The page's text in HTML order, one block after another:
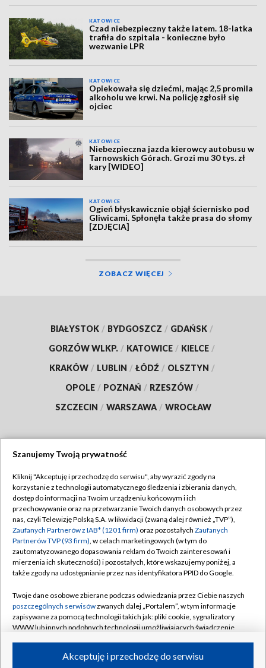
KATOWICE
Czad niebezpieczny także latem. 18-latka
trafiła do szpitala - konieczne było
wezwanie LPR
KATOWICE
Opiekowała się dziećmi, mając 2,5 promila
alkoholu we krwi. Na policję zgłosił się
ojciec
KATOWICE
Niebezpieczna jazda kierowcy autobusu w
Tarnowskich Górach. Grozi mu 30 tys. zł
kary [WIDEO]
KATOWICE
Ogień błyskawicznie objął ściernisko pod
Gliwicami. Spłonęła także prasa do słomy
[ZDJĘCIA]
ZOBACZ WIĘCEJ
BIAŁYSTOK / BYDGOSZCZ / GDAŃSK /
GORZÓW WLKP. / KATOWICE / KIELCE /
KRAKÓW / LUBLIN / ŁÓDŹ / OLSZTYN /
OPOLE / POZNAŃ / RZESZÓW /
SZCZECIN / WARSZAWA / WROCŁAW
TVP
Abonament TVP
Emisja w TVP
Centrum informacji TVP
Naziemna Telewizja Cyfrowa
Rada Programowa
System NOS
Informacje o nadawcy
Program dla prasy
Regulamin TVP
Polityka prywatności
Moje zgody
Pomoc
Kontakt
Kanały
Szanujemy Twoją prywatność
Kliknij "Akceptuję i przechodzę do serwisu", aby wyrazić zgody na
korzystanie z technologii automatycznego śledzenia i zbierania danych,
dostęp do informacji na Twoim urządzeniu końcowym i ich
przechowywanie oraz na przetwarzanie Twoich danych osobowych przez
nas, czyli Telewizję Polską S.A. w likwidacji (zwaną dalej również „TVP”),
Zaufanych Partnerów z IAB* (1201 firm) oraz pozostałych Zaufanych
Partnerów TVP (93 firm), w celach marketingowych (w tym do
zautomatyzowanego dopasowania reklam do Twoich zainteresowań i
mierzenia ich skuteczności) i pozostałych, które wskazujemy poniżej, a
także zgody na udostępnianie przez nas identyfikatora PPID do Google.
Twoje dane osobowe zbierane podczas odwiedzania przez Ciebie naszych
poszczególnych serwisówzwanych dalej „Portalem”, w tym informacje
zapisywane za pomocą technologii takich jak: pliki cookie, sygnalizatory
WWW lub innych podobnych technologii umożliwiających świadczenie
ruchu w Internecie.Akceptuję i przechodzę do serwisu